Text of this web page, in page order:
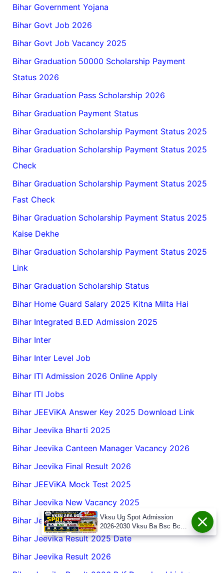
Bihar Government Yojana
Bihar Govt Job 2026
Bihar Govt Job Vacancy 2025
Bihar Graduation 50000 Scholarship Payment
Status 2026
Bihar Graduation Pass Scholarship 2026
Bihar Graduation Payment Status
Bihar Graduation Scholarship Payment Status 2025
Bihar Graduation Scholarship Payment Status 2025
Check
Bihar Graduation Scholarship Payment Status 2025
Fast Check
Bihar Graduation Scholarship Payment Status 2025
Kaise Dekhe
Bihar Graduation Scholarship Payment Status 2025
Link
Bihar Graduation Scholarship Status
Bihar Home Guard Salary 2025 Kitna Milta Hai
Bihar Integrated B.ED Admission 2025
Bihar Inter
Bihar Inter Level Job
Bihar ITI Admission 2026 Online Apply
Bihar ITI Jobs
Bihar JEEViKA Answer Key 2025 Download Link
Bihar Jeevika Bharti 2025
Bihar Jeevika Canteen Manager Vacancy 2026
Bihar Jeevika Final Result 2026
Bihar JEEViKA Mock Test 2025
Bihar Jeevika New Vacancy 2025
Bihar Jeevika Recruitment Result
Bihar Jeevika Result 2025 Date
Bihar Jeevika Result 2026
Vksu Ug Spot Admission
2026-2030 Vksu Ba Bsc Bcom
Spot Admission 2026-30